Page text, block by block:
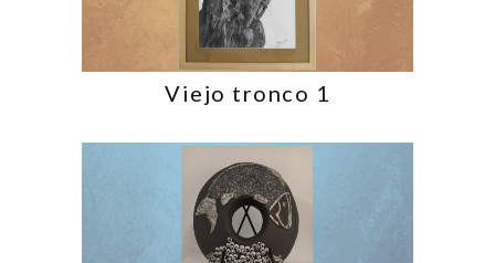
Viejo tronco 1